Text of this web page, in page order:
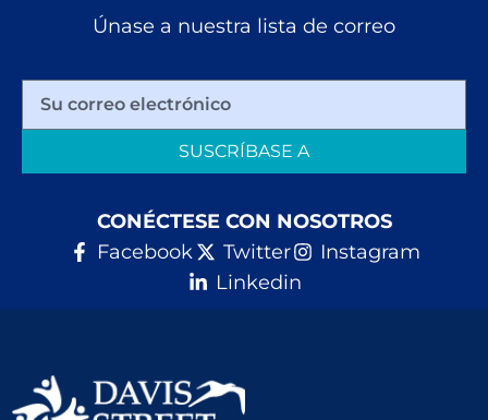
Únase a nuestra lista de correo
SUSCRÍBASE A
CONÉCTESE CON NOSOTROS
Facebook
Twitter
Instagram
Linkedin